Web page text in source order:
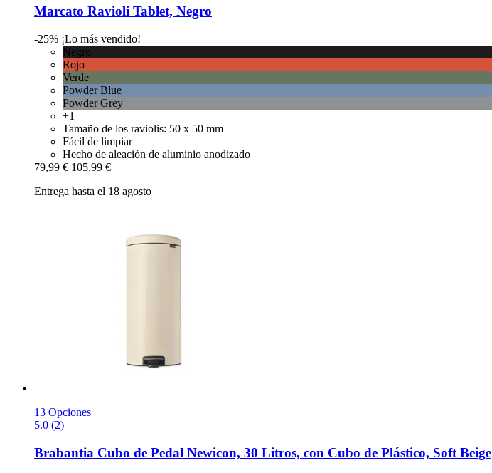
Marcato Ravioli Tablet, Negro
-25% ¡Lo más vendido!
Negro
Rojo
Verde
Powder Blue
Powder Grey
+1
Tamaño de los raviolis: 50 x 50 mm
Fácil de limpiar
Hecho de aleación de aluminio anodizado
79,99 € 105,99 €
Entrega hasta el 18 agosto
13 Opciones
5.0 (2)
Brabantia Cubo de Pedal Newicon, 30 Litros, con Cubo de Plástico, Soft Beige